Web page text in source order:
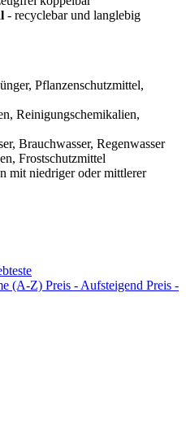
- recyclebar und langlebig
Pflanzenschutzmittel,
Reinigungschemikalien,
Brauchwasser, Regenwasser
Frostschutzmittel
mit niedriger oder mittlerer
(A-Z) Preis - Aufsteigend Preis -